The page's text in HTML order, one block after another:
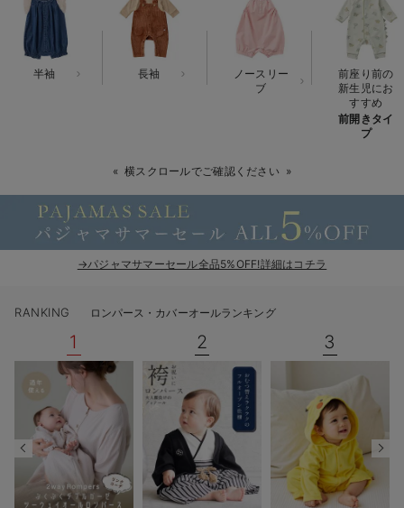
ベビー リュック
ベビー 小物
erbaviva（エルバビーバ）
安心の日本製。先輩ママが買ってよかった！本当に必要な出産準備品
ハレの日に着るANGELIEBEのセレモニー
親子コーデ｜ママとベビーにおすすめ！
便利な育児家電
Gift Selection 出産祝い
保育園・入園準備特集
ファルスカ
デロンギ
入院準備の持ち物チェック
半袖 長袖
ノースリー
ブ
前座り前の
新生児にお
すすめ
前開きタイ
プ
横スクロールでご確認ください
→パジャマサマーセール全品5%OFF!詳細はコチラ
RANKING ロンパース・カバーオールランキング
1 2 3